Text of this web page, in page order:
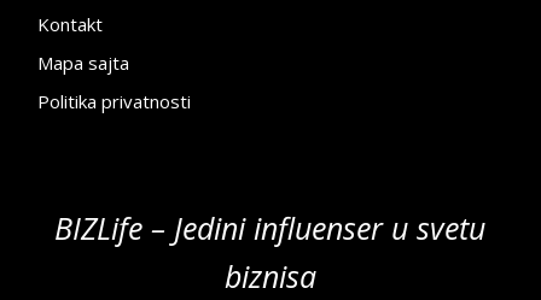
Kontakt
Mapa sajta
Politika privatnosti
BIZLife – Jedini influenser u svetu
biznisa